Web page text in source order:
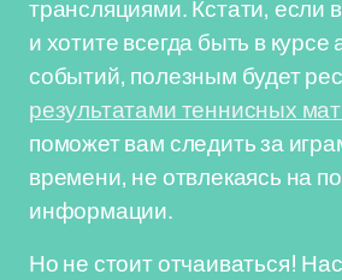
трансляциями. Кстати, если
и хотите всегда быть в курсе
событий, полезным будет
результатами теннисных
поможет вам следить за
времени, не отвлекаясь на
информации.
Но не стоит отчаиваться!